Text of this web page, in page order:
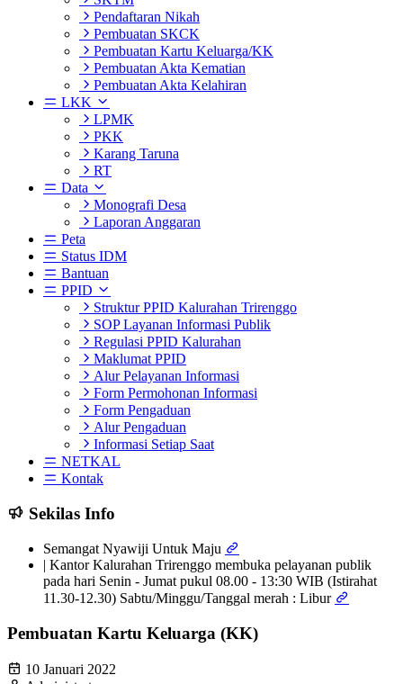
Pendaftaran Nikah
Pembuatan SKCK
Pembuatan Kartu Keluarga/KK
Pembuatan Akta Kematian
Pembuatan Akta Kelahiran
LKK
LPMK
PKK
Karang Taruna
RT
Data
Monografi Desa
Laporan Anggaran
Peta
Status IDM
Bantuan
PPID
Struktur PPID Kalurahan Trirenggo
SOP Layanan Informasi Publik
Regulasi PPID Kalurahan
Maklumat PPID
Alur Pelayanan Informasi
Form Permohonan Informasi
Form Pengaduan
Alur Pengaduan
Informasi Setiap Saat
NETKAL
Kontak
Sekilas Info
Semangat Nyawiji Untuk Maju
| Kantor Kalurahan Trirenggo membuka pelayanan publik
pada hari Senin - Jumat pukul 08.00 - 13:30 WIB (Istirahat
11.30-12.30) Sabtu/Minggu/Tanggal merah : Libur
Pembuatan Kartu Keluarga (KK)
10 Januari 2022